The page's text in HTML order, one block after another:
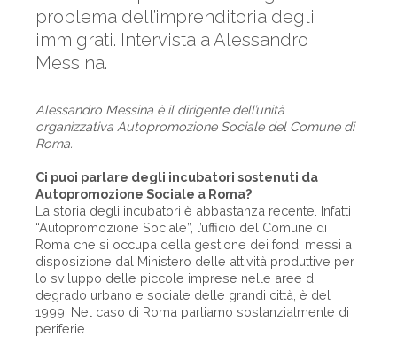
problema dell’imprenditoria degli
immigrati. Intervista a Alessandro
Messina.
Alessandro Messina è il dirigente dell’unità
organizzativa Autopromozione Sociale del Comune di
Roma.
Ci puoi parlare degli incubatori sostenuti da
Autopromozione Sociale a Roma?
La storia degli incubatori è abbastanza recente. Infatti
“Autopromozione Sociale”, l’ufficio del Comune di
Roma che si occupa della gestione dei fondi messi a
disposizione dal Ministero delle attività produttive per
lo sviluppo delle piccole imprese nelle aree di
degrado urbano e sociale delle grandi città, è del
1999. Nel caso di Roma parliamo sostanzialmente di
periferie.